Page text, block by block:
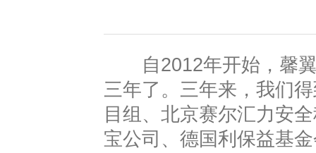
自2012年开始，馨翼
三年了。三年来，我们
目组、北京赛尔汇力安
宝公司、德国利保益基